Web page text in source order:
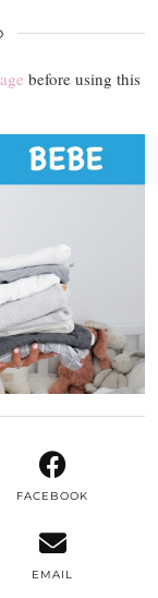
before using this
FACEBOOK
EMAIL